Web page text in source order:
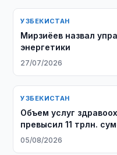
УЗБЕКИСТАН
Мирзиёев назвал
энергетики
27/07/2026
УЗБЕКИСТАН
​​​​​​​Объем услуг
превысил 11 трлн.
05/08/2026